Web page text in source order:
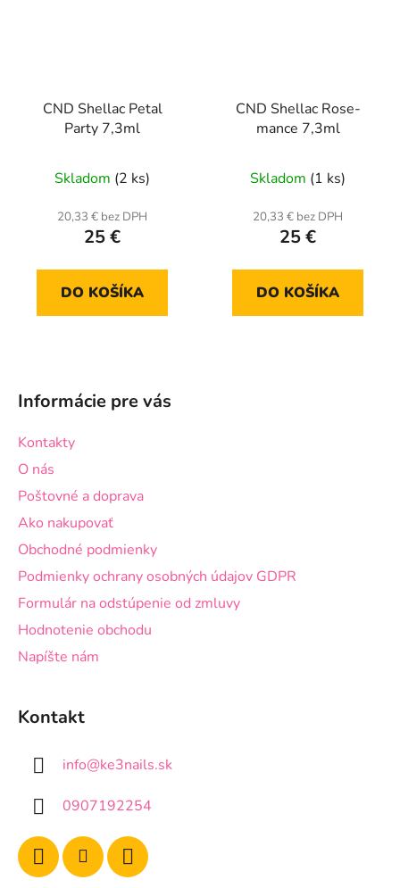
CND Shellac Petal
Party 7,3ml
Skladom (2 ks)
20,33 € bez DPH
25 €
DO KOŠÍKA
CND Shellac Rose-
mance 7,3ml
Skladom (1 ks)
20,33 € bez DPH
25 €
DO KOŠÍKA
Informácie pre vás
Kontakty
O nás
Poštovné a doprava
Ako nakupovať
Obchodné podmienky
Podmienky ochrany osobných údajov GDPR
Formulár na odstúpenie od zmluvy
Hodnotenie obchodu
Napíšte nám
Kontakt
info@ke3nails.sk
0907192254